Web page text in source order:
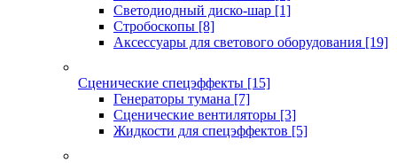
Светодиодный диско-шар [1]
Стробоскопы [8]
Аксессуары для светового оборудования [19]
Сценические спецэффекты [15]
Генераторы тумана [7]
Сценические вентиляторы [3]
Жидкости для спецэффектов [5]